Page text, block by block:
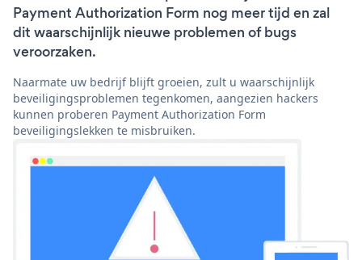
Payment Authorization Form nog meer tijd en zal
dit waarschijnlijk nieuwe problemen of bugs
veroorzaken.
Naarmate uw bedrijf blijft groeien, zult u waarschijnlijk
beveiligingsproblemen tegenkomen, aangezien hackers
kunnen proberen Payment Authorization Form
beveiligingslekken te misbruiken.